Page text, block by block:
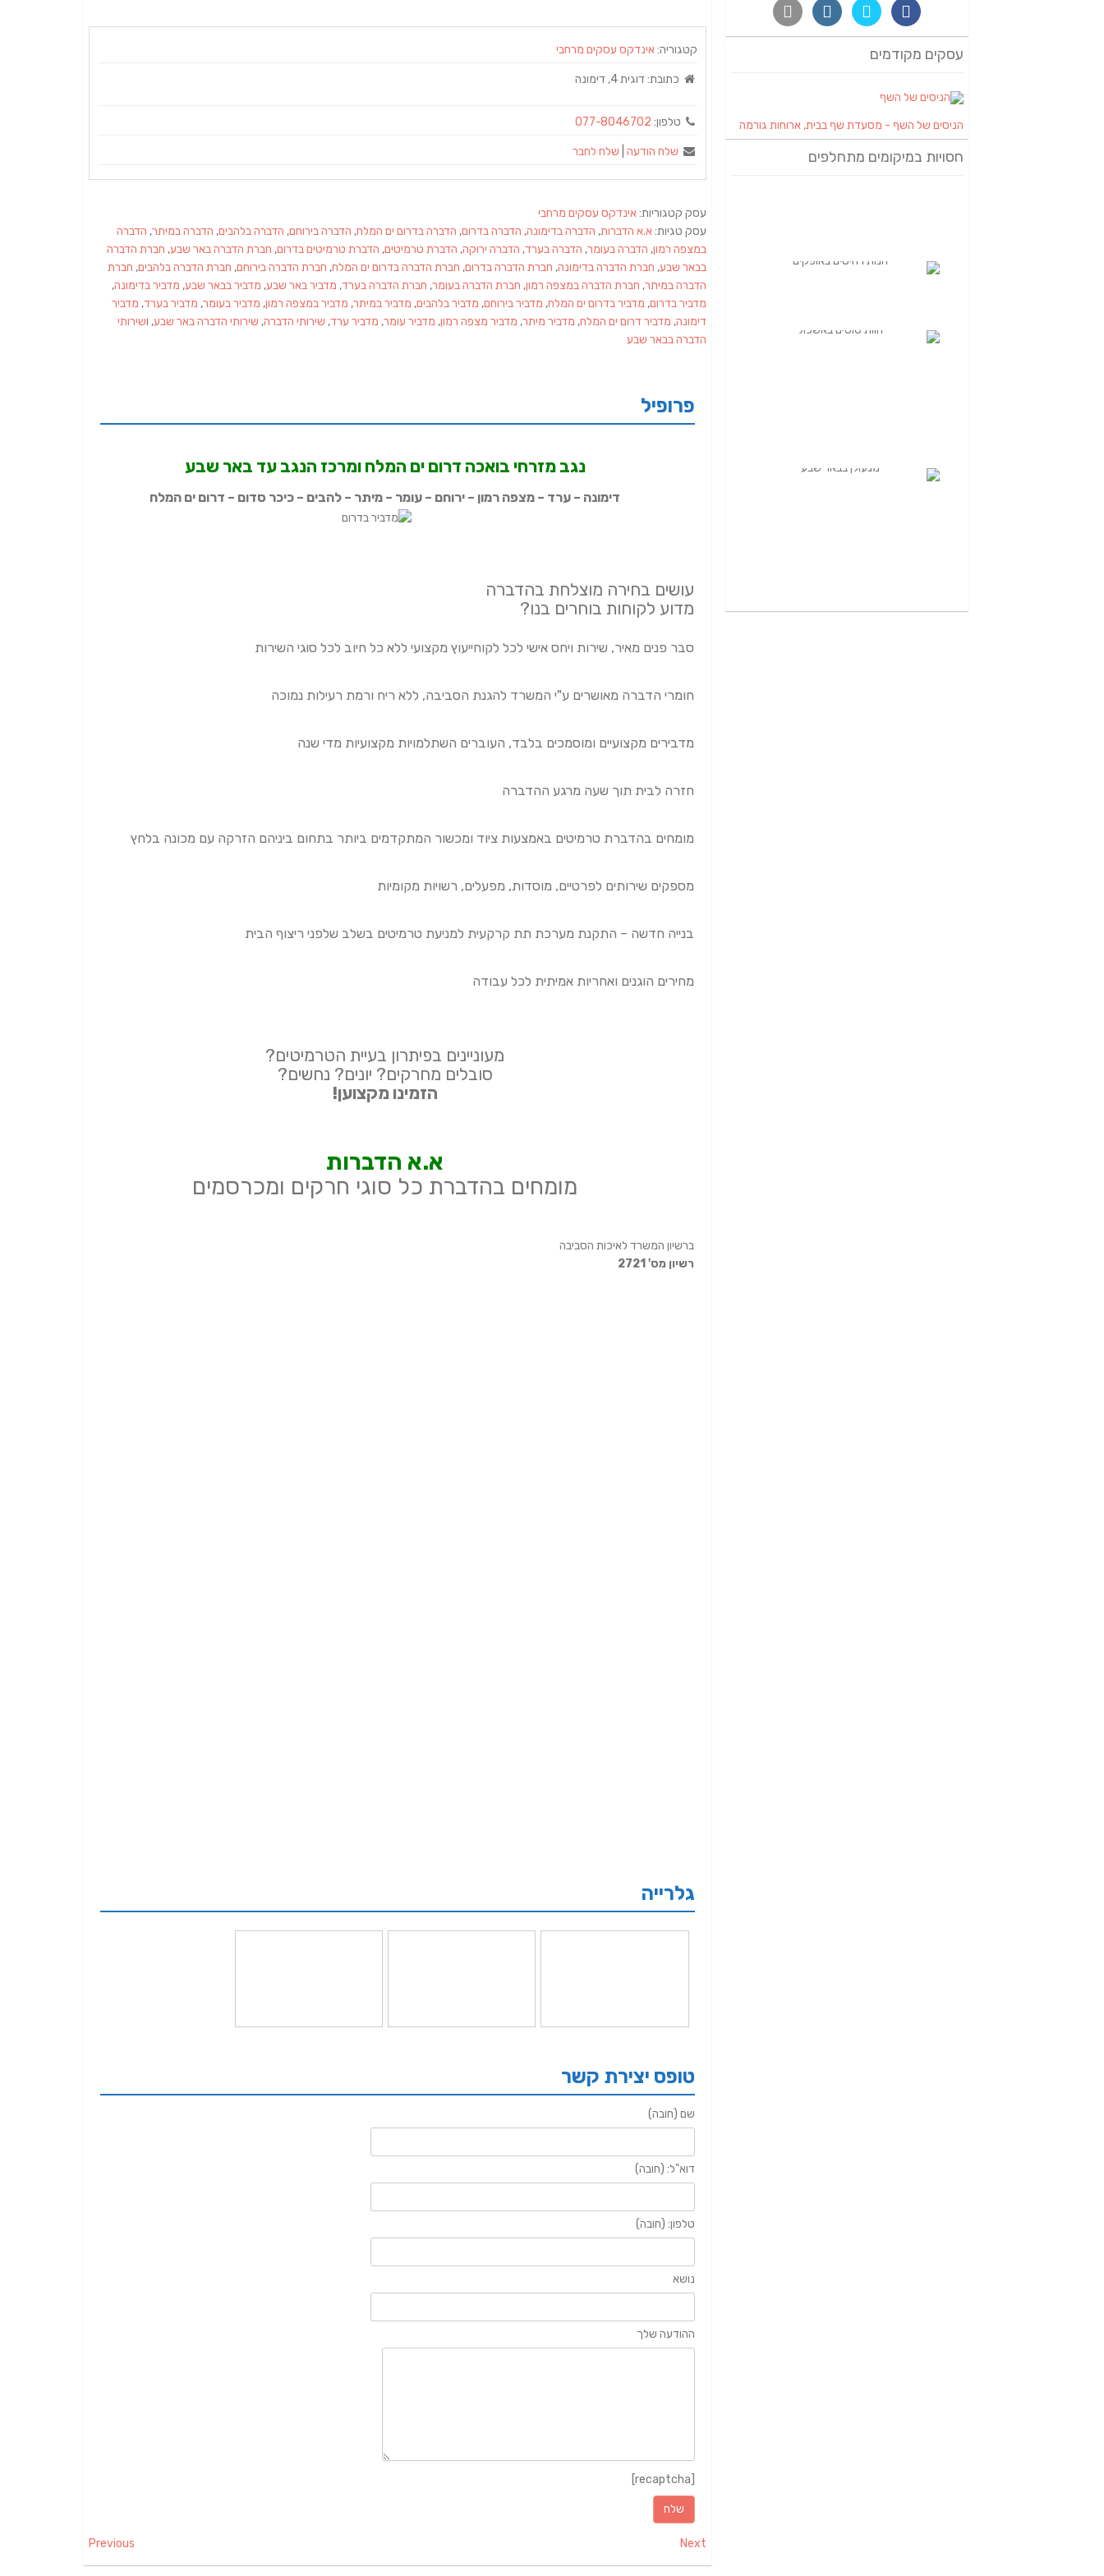
קטגוריה:אינדקס עסקים מרחבי
כתובת: דוגית 4, דימונה
טלפון: 077-8046702
שלח הודעה שלח לחבר
עסק קטגוריות:אינדקס עסקים מרחבי
עסק טגיות:א.א הדברות, הדברה בדימונה, הדברה בדרום, הדברה בדרום ים המלח, הדברה בירוחם, הדברה בלהבים, הדברה במיתר, הדברה
במצפה רמון, הדברה בעומר, הדברה בערד, הדברה ירוקה, הדברת טרמיטים, הדברת טרמיטים בדרום, חברת הדברה באר שבע, חברת הדברה
בבאר שבע, חברת הדברה בדימונה, חברת הדברה בדרום, חברת הדברה בדרום ים המלח, חברת הדברה בירוחם, חברת הדברה בלהבים, חברת
הדברה במיתר, חברת הדברה במצפה רמון, חברת הדברה בעומר, חברת הדברה בערד, מדביר באר שבע, מדביר בבאר שבע, מדביר בדימונה,
מדביר בדרום, מדביר בדרום ים המלח, מדביר בירוחם, מדביר בלהבים, מדביר במיתר, מדביר במצפה רמון, מדביר בעומר, מדביר בערד, מדביר
דימונה, מדביר דרום ים המלח, מדביר מיתר, מדביר מצפה רמון, מדביר עומר, מדביר ערד, שירותי הדברה, שירותי הדברה באר שבע, ושירותי
הדברה בבאר שבע
פרופיל
נגב מזרחי בואכה דרום ים המלח ומרכז הנגב עד באר שבע
דימונה – ערד – מצפה רמון – ירוחם – עומר – מיתר – להבים – כיכר סדום – דרום ים המלח
עושים בחירה מוצלחת בהדברה
מדוע לקוחות בוחרים בנו?
סבר פנים מאיר, שירות ויחס אישי לכל לקוחייעוץ מקצועי ללא כל חיוב לכל סוגי השירות
חומרי הדברה מאושרים ע"י המשרד להגנת הסביבה, ללא ריח ורמת רעילות נמוכה
מדבירים מקצועיים ומוסמכים בלבד, העוברים השתלמויות מקצועיות מדי שנה
חזרה לבית תוך שעה מרגע ההדברה
מומחים בהדברת טרמיטים באמצעות ציוד ומכשור המתקדמים ביותר בתחום ביניהם הזרקה עם מכונה בלחץ
מספקים שירותים לפרטיים, מוסדות, מפעלים, רשויות מקומיות
בנייה חדשה – התקנת מערכת תת קרקעית למניעת טרמיטים בשלב שלפני ריצוף הבית
מחירים הוגנים ואחריות אמיתית לכל עבודה
מעוניינים בפיתרון בעיית הטרמיטים?
סובלים מחרקים? יונים? נחשים?
הזמינו מקצוען!
א.א הדברות
מומחים בהדברת כל סוגי חרקים ומכרסמים
ברשיון המשרד לאיכות הסביבה
רשיון מס' 2721
גלרייה
טופס יצירת קשר
שם (חובה)
דוא"ל: (חובה)
טלפון: (חובה)
נושא
ההודעה שלך
Previous Next
עסקים מקודמים
הניסים של השף - מסעדת שף בבית, ארוחות גורמה
חסויות במיקומים מתחלפים